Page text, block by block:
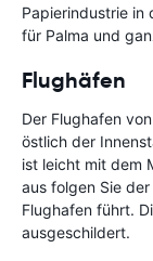
Papierindustrie in
für Palma und
Flughäfen
Der Flughafen
östlich der
ist leicht mit dem
aus folgen Sie
Flughafen führt.
ausgeschildert.